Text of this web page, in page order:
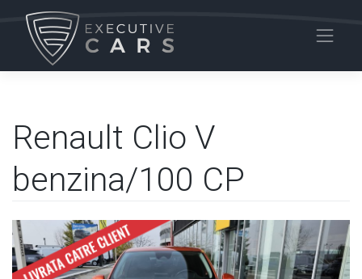
content
Renault Clio V
benzina/100 CP